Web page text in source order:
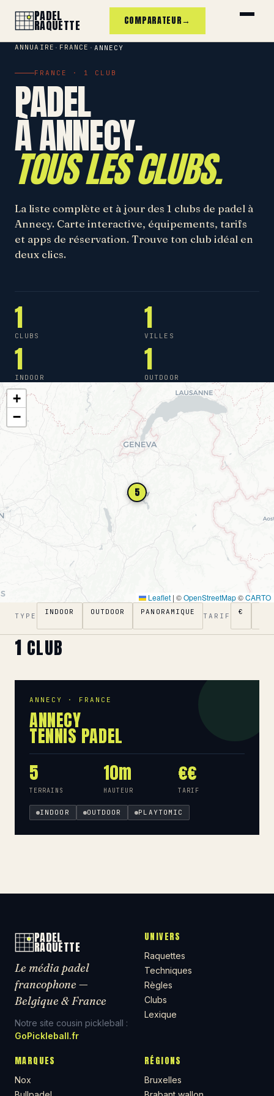
PADEL
RAQUETTE COMPARATEUR→
ANNUAIRE · FRANCE · ANNECY
FRANCE · 1 CLUB
PADEL
À ANNECY.
TOUS LES CLUBS.
La liste complète et à jour des 1 clubs de padel à
Annecy. Carte interactive, équipements, tarifs
et apps de réservation. Trouve ton club idéal en
deux clics.
1
CLUBS 1
VILLES
1
INDOOR 1
OUTDOOR
5
+
−
Leaflet | ©OpenStreetMap©CARTO
TYPE INDOOR OUTDOOR PANORAMIQUE TARIF €
1 CLUB
ANNECY · FRANCE
ANNECY
TENNIS PADEL
5
TERRAINS
10m
HAUTEUR
€€
TARIF
INDOOR OUTDOOR PLAYTOMIC
PADEL
RAQUETTE
Le média padel
francophone —
Belgique & France
Notre site cousin pickleball :
GoPickleball.fr
UNIVERS
Raquettes
Techniques
Règles
Clubs
Lexique
MARQUES
Nox
RÉGIONS
Bruxelles